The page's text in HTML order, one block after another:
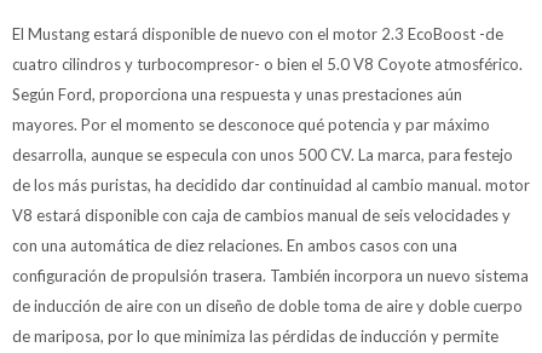
El Mustang estará disponible de nuevo con el motor 2.3 EcoBoost -de
cuatro cilindros y turbocompresor- o bien el 5.0 V8 Coyote atmosférico.
Según Ford, proporciona una respuesta y unas prestaciones aún
mayores. Por el momento se desconoce qué potencia y par máximo
desarrolla, aunque se especula con unos 500 CV. La marca, para festejo
de los más puristas, ha decidido dar continuidad al cambio manual. motor
V8 estará disponible con caja de cambios manual de seis velocidades y
con una automática de diez relaciones. En ambos casos con una
configuración de propulsión trasera. También incorpora un nuevo sistema
de inducción de aire con un diseño de doble toma de aire y doble cuerpo
de mariposa, por lo que minimiza las pérdidas de inducción y permite